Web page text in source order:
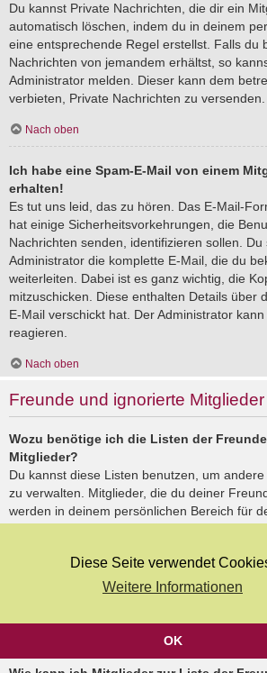
Diese Seite verwendet
Weitere Informationen
OK
Du kannst Private Nachrichten, die dir ein
automatisch löschen, indem du in deinem
eine entsprechende Regel erstellst. Falls du
Nachrichten von jemandem erhältst, so
Administrator melden. Dieser kann dem
verbieten, Private Nachrichten zu versenden.
Nach oben
Ich habe eine Spam-E-Mail von einem
erhalten!
Es tut uns leid, das zu hören. Das E-Mail-
hat einige Sicherheitsvorkehrungen, die
Nachrichten senden, identifizieren sollen. Du
Administrator die komplette E-Mail, die du
weiterleiten. Dabei ist es ganz wichtig, die
mitzuschicken. Diese enthalten Details über
E-Mail verschickt hat. Der Administrator
reagieren.
Nach oben
Freunde und ignorierte Mitglieder
Wozu benötige ich die Listen der
Mitglieder?
Du kannst diese Listen benutzen, um
zu verwalten. Mitglieder, die du deiner
werden in deinem persönlichen Bereich für
aufgelistet. Du siehst dort deren
schnell eine Private Nachricht senden.
den du verwendest, können Beiträge deiner
hervorgehoben sein. Wenn du einen